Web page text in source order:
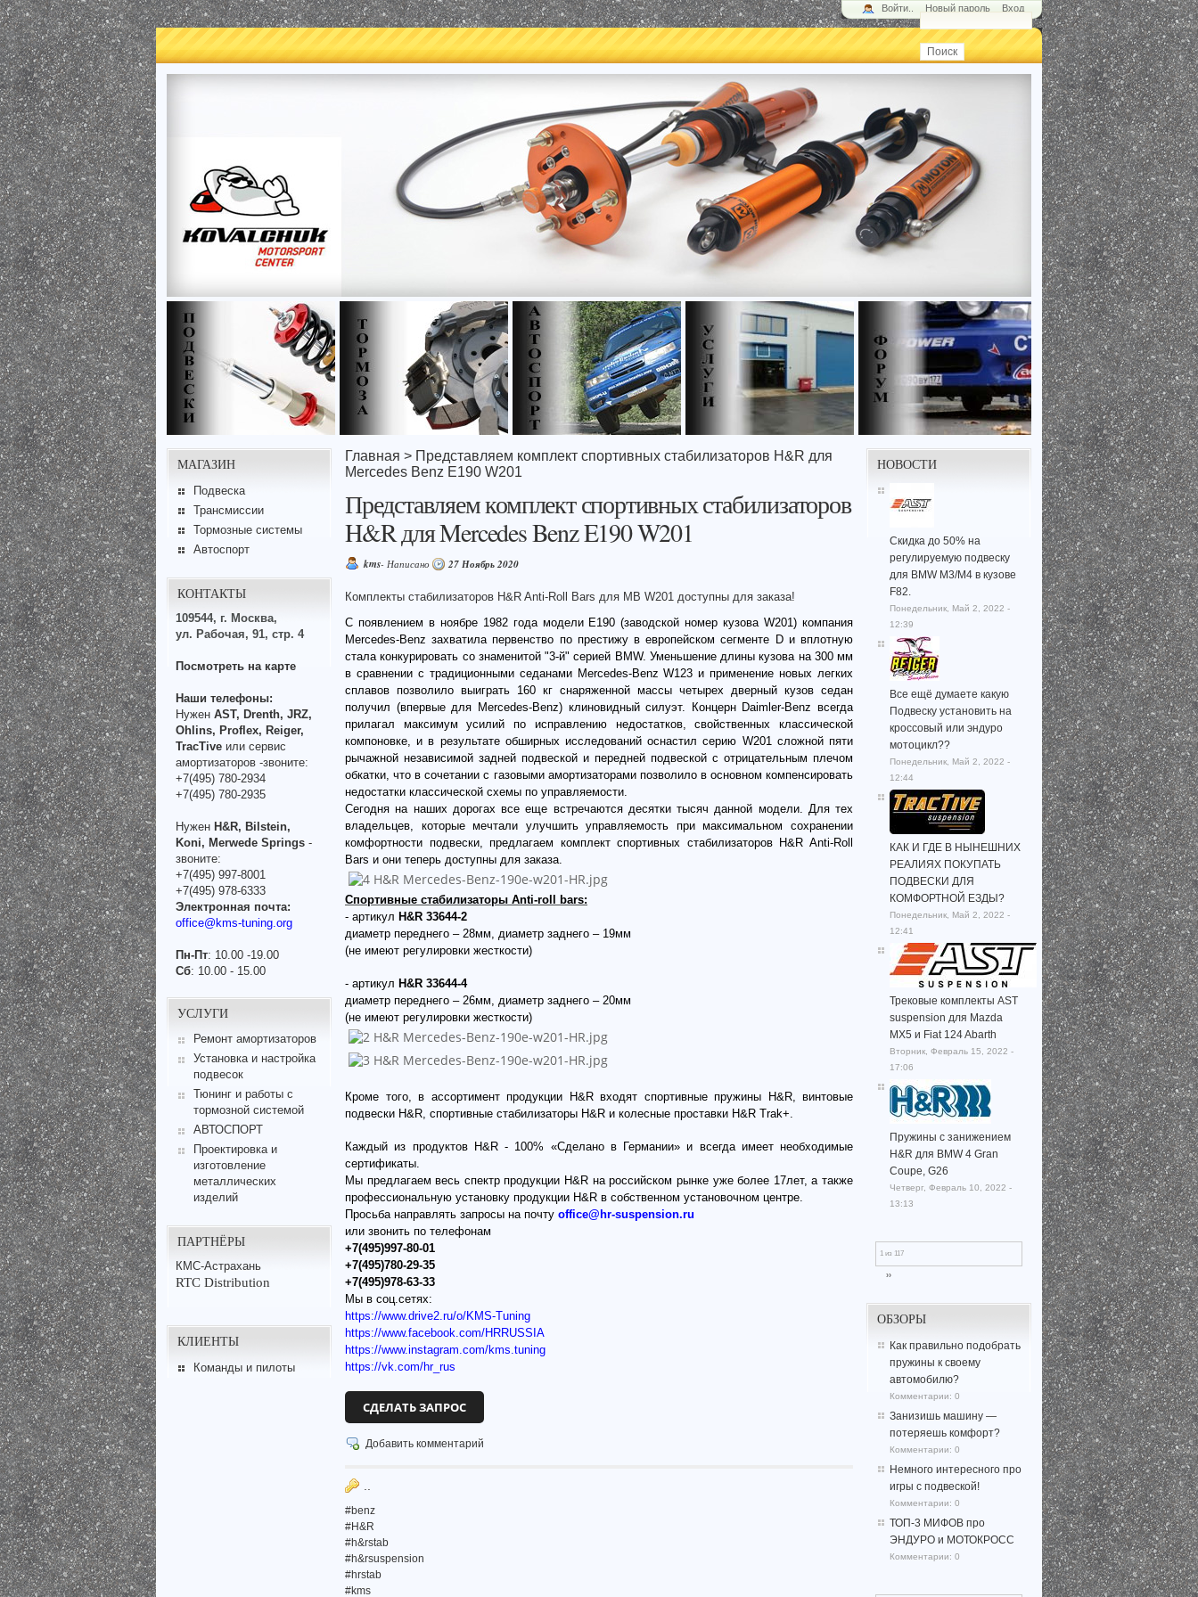
Войти.. Новый пароль Вход
МАГАЗИН
Подвеска
Трансмиссии
Тормозные системы
Автоспорт
КОНТАКТЫ
109544, г. Москва,
ул. Рабочая, 91, стр. 4
Посмотреть на карте
Наши телефоны:
Нужен AST, Drenth, JRZ,
Ohlins, Proflex, Reiger,
TracTive или сервис
амортизаторов -звоните:
+7(495) 780-2934
+7(495) 780-2935
Нужен H&R, Bilstein,
Koni, Merwede Springs -
звоните:
+7(495) 997-8001
+7(495) 978-6333
Электронная почта:
office@kms-tuning.org
Пн-Пт: 10.00 -19.00
Сб: 10.00 - 15.00
УСЛУГИ
Ремонт амортизаторов
Установка и настройка
подвесок
Тюнинг и работы с
тормозной системой
АВТОСПОРТ
Проектировка и
изготовление
металлических
изделий
ПАРТНЁРЫ
КМС-Астрахань
RTC Distribution
КЛИЕНТЫ
Команды и пилоты
Главная > Представляем комплект спортивных стабилизаторов H&R для
Mercedes Benz E190 W201
Представляем комплект спортивных стабилизаторов
H&R для Mercedes Benz E190 W201
kms- Написано 27 Ноябрь 2020
Комплекты стабилизаторов H&R Anti-Roll Bars для MB W201 доступны для заказа!
С появлением в ноябре 1982 года модели E190 (заводской номер кузова W201) компания
Mercedes-Benz захватила первенство по престижу в европейском сегменте D и вплотную
стала конкурировать со знаменитой "3-й" серией BMW. Уменьшение длины кузова на 300 мм
в сравнении с традиционными седанами Mercedes-Benz W123 и применение новых легких
сплавов позволило выиграть 160 кг снаряженной массы четырех дверный кузов седан
получил (впервые для Mercedes-Benz) клиновидный силуэт. Концерн Daimler-Benz всегда
прилагал максимум усилий по исправлению недостатков, свойственных классической
компоновке, и в результате обширных исследований оснастил серию W201 сложной пяти
рычажной независимой задней подвеской и передней подвеской с отрицательным плечом
обкатки, что в сочетании с газовыми амортизаторами позволило в основном компенсировать
недостатки классической схемы по управляемости.
Сегодня на наших дорогах все еще встречаются десятки тысяч данной модели. Для тех
владельцев, которые мечтали улучшить управляемость при максимальном сохранении
комфортности подвески, предлагаем комплект спортивных стабилизаторов H&R Anti-Roll
Bars и они теперь доступны для заказа.
Спортивные стабилизаторы Anti-roll
bars:
- артикул H&R 33644-2
диаметр переднего – 28мм, диаметр заднего – 19мм
(не имеют регулировки жесткости)
- артикул H&R 33644-4
диаметр переднего – 26мм, диаметр заднего – 20мм
(не имеют регулировки жесткости)
Кроме того, в ассортимент продукции H&R входят спортивные пружины H&R, винтовые
подвески H&R, спортивные стабилизаторы H&R и колесные проставки H&R Trak+.
Каждый из продуктов H&R - 100% «Сделано в Германии» и всегда имеет необходимые
сертификаты.
Мы предлагаем весь спектр продукции H&R на российском рынке уже более 17лет, а также
профессиональную установку продукции H&R в собственном установочном центре.
Просьба направлять запросы на почту office@hr-suspension.ru
или звонить по телефонам
+7(495)997-80-01
+7(495)780-29-35
+7(495)978-63-33
Мы в соц.сетях:
https://www.drive2.ru/o/KMS-Tuning
https://www.facebook.com/HRRUSSIA
https://www.instagram.com/kms.tuning
https://vk.com/hr_rus
СДЕЛАТЬ ЗАПРОС
Добавить комментарий
#benz
#H&R
#h&rstab
#h&rsuspension
#hrstab
#kms
НОВОСТИ
Скидка до 50% на
регулируемую подвеску
для BMW M3/M4 в кузове
F82.
Понедельник, Май 2, 2022 -
12:39
Все ещё думаете какую
Подвеску установить на
кроссовый или эндуро
мотоцикл??
Понедельник, Май 2, 2022 -
12:44
КАК И ГДЕ В НЫНЕШНИХ
РЕАЛИЯХ ПОКУПАТЬ
ПОДВЕСКИ ДЛЯ
КОМФОРТНОЙ ЕЗДЫ?
Понедельник, Май 2, 2022 -
12:41
Трековые комплекты AST
suspension для Mazda
MX5 и Fiat 124 Abarth
Вторник, Февраль 15, 2022 -
17:06
Пружины с занижением
H&R для BMW 4 Gran
Coupe, G26
Четверг, Февраль 10, 2022 -
13:13
1 из 117
››
ОБЗОРЫ
Как правильно подобрать
пружины к своему
автомобилю?
Комментарии: 0
Занизишь машину —
потеряешь комфорт?
Комментарии: 0
Немного интересного про
игры с подвеской!
Комментарии: 0
ТОП-3 МИФОВ про
ЭНДУРО и МОТОКРОСС
Комментарии: 0